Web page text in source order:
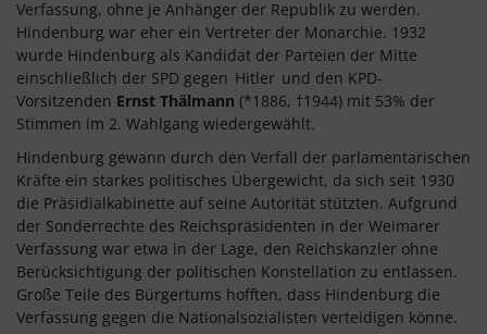
Verfassung, ohne je Anhänger der Republik zu werden.
Hindenburg war eher ein Vertreter der Monarchie. 1932
wurde Hindenburg als Kandidat der Parteien der Mitte
einschließlich der SPD gegen Hitler und den KPD-
Vorsitzenden Ernst Thälmann (*1886, †1944) mit 53% der
Stimmen im 2. Wahlgang wiedergewählt.
Hindenburg gewann durch den Verfall der parlamentarischen
Kräfte ein starkes politisches Übergewicht, da sich seit 1930
die Präsidialkabinette auf seine Autorität stützten. Aufgrund
der Sonderrechte des Reichspräsidenten in der Weimarer
Verfassung war etwa in der Lage, den Reichskanzler ohne
Berücksichtigung der politischen Konstellation zu entlassen.
Große Teile des Bürgertums hofften, dass Hindenburg die
Verfassung gegen die Nationalsozialisten verteidigen könne.